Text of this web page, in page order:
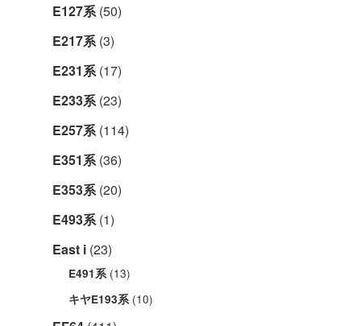
E127系(50)
E217系(3)
E231系(17)
E233系(23)
E257系(114)
E351系(36)
E353系(20)
E493系(1)
East i (23)
E491系 (13)
キヤE193系 (10)